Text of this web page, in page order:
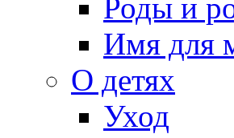
Роды и
Имя для
О детях
Уход